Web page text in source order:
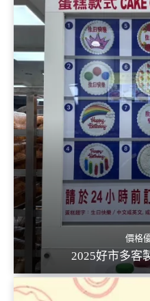
價格
2025好市多客